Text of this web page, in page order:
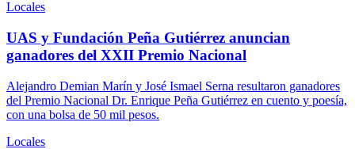
Locales
UAS y Fundación Peña Gutiérrez anuncian
ganadores del XXII Premio Nacional
Alejandro Demian Marín y José Ismael Serna resultaron ganadores
del Premio Nacional Dr. Enrique Peña Gutiérrez en cuento y poesía,
con una bolsa de 50 mil pesos.
Locales